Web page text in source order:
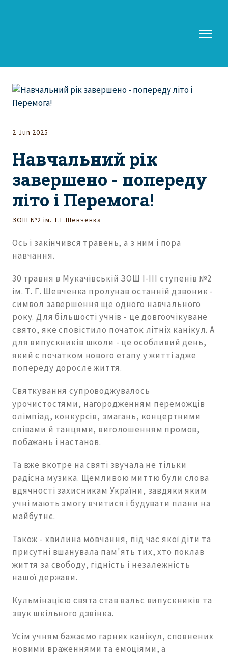
2 Jun 2025
Навчальний рік
завершено - попереду
літо і Перемога!
ЗОШ №2 ім. Т.Г.Шевченка
Ось і закінчився травень, а з ним і пора
навчання.
30 травня в Мукачівській ЗОШ І-ІІІ ступенів №2
ім. Т. Г. Шевченка пролунав останній дзвоник -
символ завершення ще одного навчального
року. Для більшості учнів - це довгоочікуване
свято, яке сповістило початок літніх канікул. А
для випускників школи - це особливий день,
який є початком нового етапу у житті адже
попереду доросле життя.
Святкування супроводжувалось
урочистостями, нагородженням переможців
олімпіад, конкурсів, змагань, концертними
співами й танцями, виголошенням промов,
побажань і настанов.
Та вже вкотре на святі звучала не тільки
радісна музика. Щемливою миттю були слова
вдячності захисникам України, завдяки яким
учні мають змогу вчитися і будувати плани на
майбутнє.
Також - хвилина мовчання, під час якої діти та
присутні вшанувала пам'ять тих, хто поклав
життя за свободу, гідність і незалежність
нашої держави.
Кульмінацією свята став вальс випускників та
звук шкільного дзвінка.
Усім учням бажаємо гарних канікул, сповнених
новими враженнями та емоціями, а